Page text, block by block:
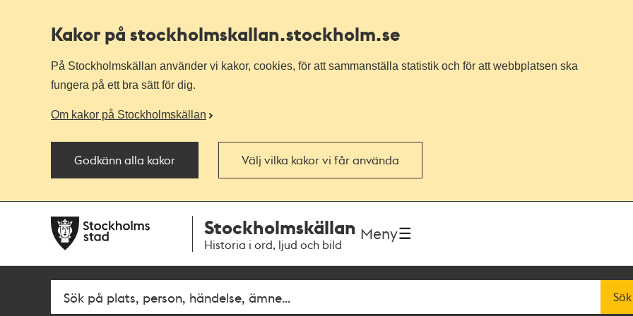
Kakor på stockholmskallan.stockholm.se
På Stockholmskällan använder vi kakor, cookies, för att sammanställa statistik och för att webbplatsen ska
fungera på ett bra sätt för dig.
Om kakor på Stockholmskällan
Godkänn alla kakor Välj vilka kakor vi får använda
navigationen
huvudinnehållet
Stockholmskällan
Historia i ord, ljud och bild
Meny
Fritextsök Sök